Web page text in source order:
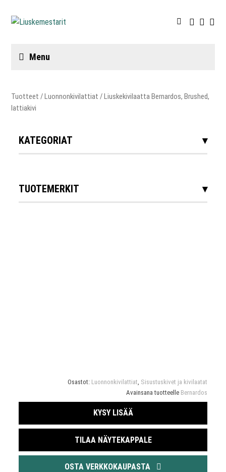
Menu
Tuotteet /Luonnonkivilattiat / Liuskekivilaatta Bernardos, Brushed,
lattiakivi
KATEGORIAT
TUOTEMERKIT
Osastot: Luonnonkivilattiat Sisustuskivet ja kivilaatat
Avainsana tuotteelle Bernardos
KYSY LISÄÄ
TILAA NÄYTEKAPPALE
OSTA VERKKOKAUPASTA